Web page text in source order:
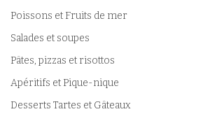
Poissons et Fruits de mer
Salades et soupes
Pâtes, pizzas et risottos
Apéritifs et Pique-nique
Desserts Tartes et Gâteaux